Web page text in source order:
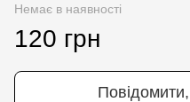
Немає в наявності
120 грн